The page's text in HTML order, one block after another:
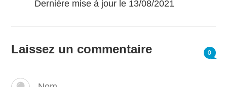
Dernière mise à jour le 13/08/2021
Laissez un commentaire 0